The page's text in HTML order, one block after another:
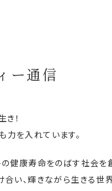
ー通信
！
力を入れています。
の健康寿命をのばす社会を
合い、輝きながら生きる世